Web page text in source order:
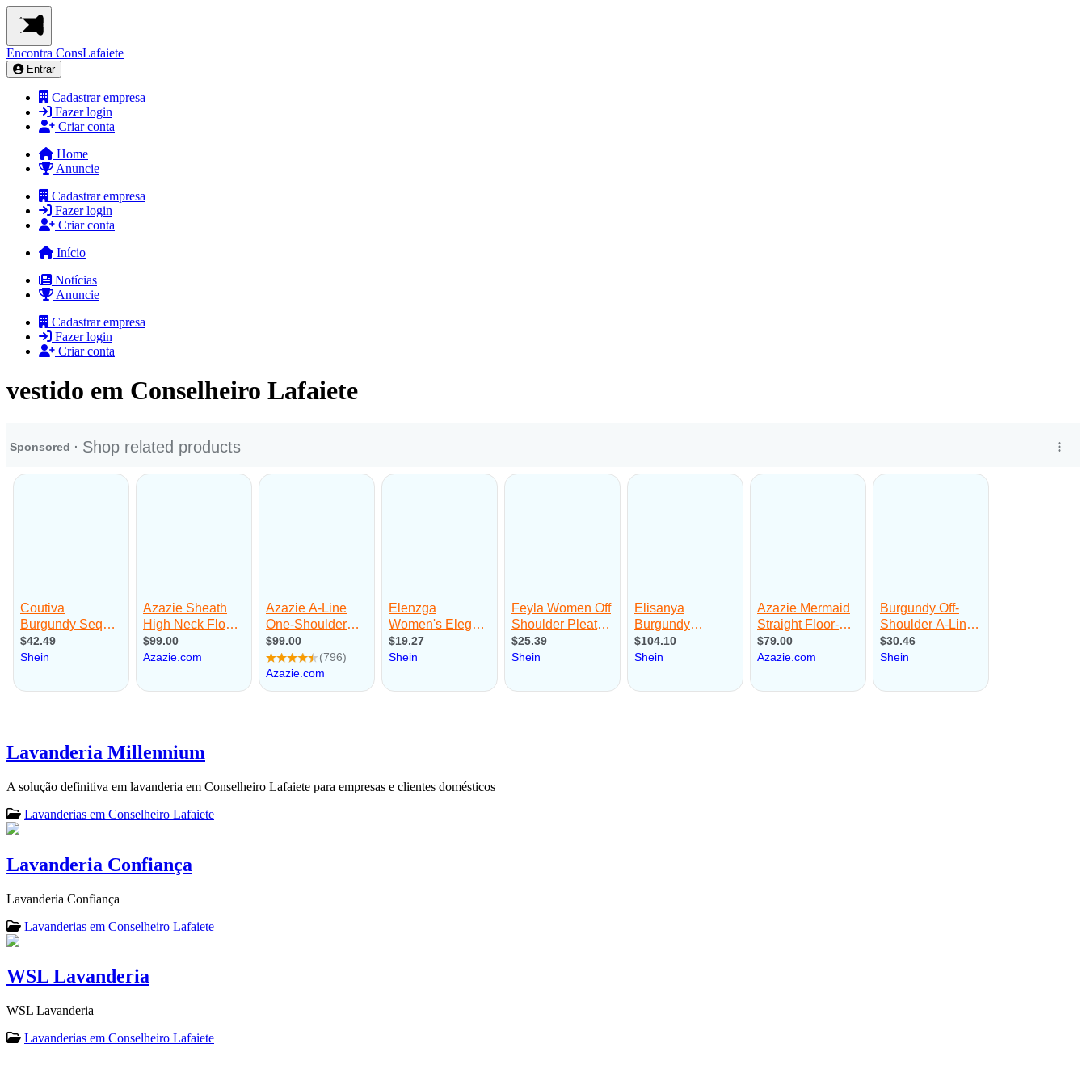
Encontra ConsLafaiete
Entrar
Cadastrar empresa
Fazer login
Criar conta
Home
Anuncie
Cadastrar empresa
Fazer login
Criar conta
Início
Notícias
Anuncie
Cadastrar empresa
Fazer login
Criar conta
vestido em Conselheiro Lafaiete
Lavanderia Millennium
A solução definitiva em lavanderia em Conselheiro Lafaiete para empresas e clientes domésticos
Lavanderias em Conselheiro Lafaiete
Lavanderia Confiança
Lavanderia Confiança
Lavanderias em Conselheiro Lafaiete
WSL Lavanderia
WSL Lavanderia
Lavanderias em Conselheiro Lafaiete